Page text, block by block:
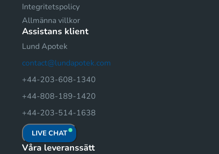
Integritetspolicy
Allmänna villkor
Assistans klient
Lund Apotek
contact@lundapotek.com
+44-203-608-1340
+44-808-189-1420
+44-203-514-1638
LIVE CHAT
Våra leveranssätt